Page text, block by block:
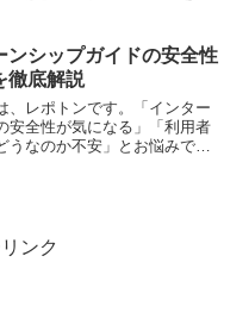
使った英会話練習のメリット
プロンプト、...
ンシップガイドの安全性
徹底解説
、レポトンです。「インター
安全性が気になる」「利用者
うなのか不安」とお悩みでは
ンク